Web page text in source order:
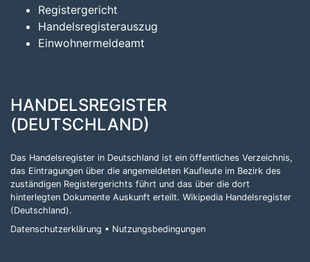
Registergericht
Handelsregisterauszug
Einwohnermeldeamt
HANDELSREGISTER
(DEUTSCHLAND)
Das Handelsregister in Deutschland ist ein öffentliches Verzeichnis,
das Eintragungen über die angemeldeten Kaufleute im Bezirk des
zuständigen Registergerichts führt und das über die dort
hinterlegten Dokumente Auskunft erteilt. Wikipedia Handelsregister
(Deutschland).
Datenschutzerklärung • Nutzungsbedingungen